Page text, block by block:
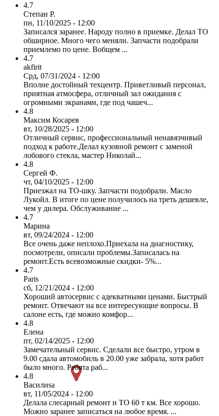
4.7
Степан Р.
пн, 11/10/2025 - 12:00
Записался заранее. Народу полно в приемке. Делал ТО
обширное. Много чего меняли. Запчасти подобрали
приемлемо по цене. Вобщем ...
4.7
akfirit
Срд, 07/31/2024 - 12:00
Вполне достойный техцентр. Приветливый персонал,
приятная атмосфера, отличный зал ожидания с
огромными экранами, где под чашеч...
4.8
Максим Косарев
вт, 10/28/2025 - 12:00
Отличный сервис, профессиональный ненавязчивый
подход к работе.Делал кузовной ремонт с заменой
лобового стекла, мастер Николай...
4.8
Сергей Ф.
чт, 04/10/2025 - 12:00
Приезжал на ТО-шку. Запчасти подобрали. Масло
Лукойл. В итоге по цене получилось на треть дешевле,
чем у дилера. Обслуживание ...
4.7
Марина
вт, 09/24/2024 - 12:00
Все очень даже неплохо.Приехала на диагностику,
посмотрели, описали проблемы.Записалась на
ремонт.Есть всевозможные скидки- 5%...
4.7
Paris
сб, 12/21/2024 - 12:00
Хороший автосервис с адекватными ценами. Быстрый
ремонт. Отвечают на все интересующие вопросы. В
салоне есть, где можно комфор...
4.8
Елена
пт, 02/14/2025 - 12:00
Замечательный сервис. Сделали все быстро, утром в
9.00 сдала автомобиль в 20.00 уже забрала, хотя работ
было много. Ребята раб...
4.8
Василиsa
вт, 11/05/2024 - 12:00
Делала слесарный ремонт и ТО 60 т км. Все хорошо.
Можно заранее записаться на любое время. ...